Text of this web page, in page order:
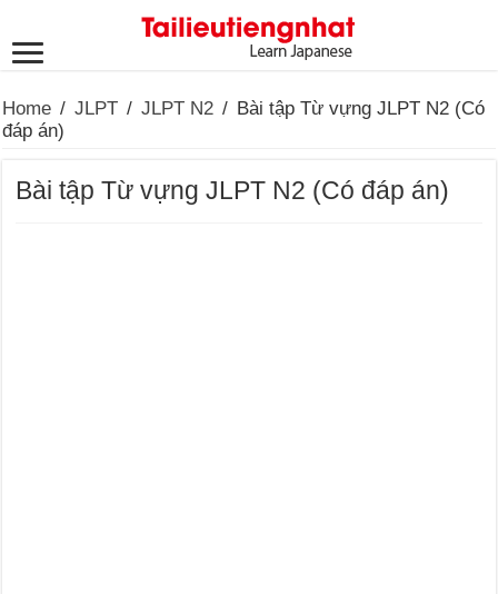
Home / JLPT / JLPT N2 / Bài tập Từ vựng JLPT N2 (Có
đáp án)
Bài tập Từ vựng JLPT N2 (Có đáp án)